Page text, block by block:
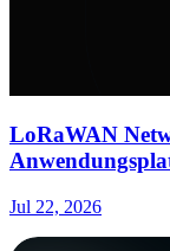
LoRaWAN
Jul 22, 2026